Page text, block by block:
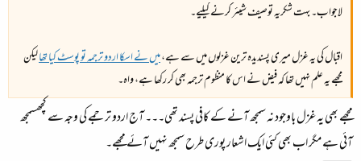
لاجواب۔ بہت شکریہ توصیف شیئر کرنے کیلیے۔
اقبال کی یہ غزل میری پسندیدہ ترین غزلوں میں سے ہے،میں نے اسکا اردو ترجمہ تو پوسٹ کیا تھالیکن
مجھے یہ علم نہیں تھا کہ فیض نے اس کا منظوم ترجمہ بھی کر رکھا ہے، واہ۔
مجھے بھی یہ غزل باوجود نہ سمجھ آنے کے کافی پسند تھی۔۔۔ آج اردو ترجمے کی وجہ سے کچھسمجھ
آئی ہے مگر اب بھی کئی ایک اشعار پوری طرح سمجھ نہیں آئے مجھے۔